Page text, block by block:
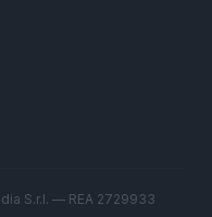
S.r.l. — REA 2729933